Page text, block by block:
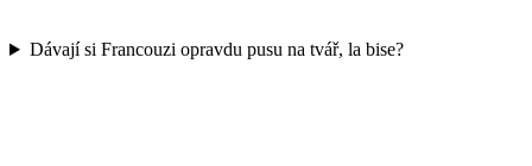
Dávají si Francouzi opravdu pusu na tvář, la bise?